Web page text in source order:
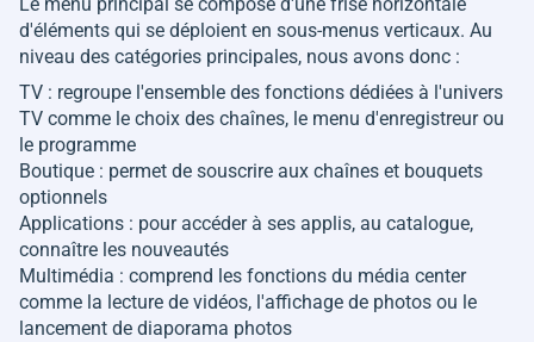
Le menu principal se compose d'une frise horizontale
d'éléments qui se déploient en sous-menus verticaux. Au
niveau des catégories principales, nous avons donc :
TV : regroupe l'ensemble des fonctions dédiées à l'univers
TV comme le choix des chaînes, le menu d'enregistreur ou
le programme
Boutique : permet de souscrire aux chaînes et bouquets
optionnels
Applications : pour accéder à ses applis, au catalogue,
connaître les nouveautés
Multimédia : comprend les fonctions du média center
comme la lecture de vidéos, l'affichage de photos ou le
lancement de diaporama photos